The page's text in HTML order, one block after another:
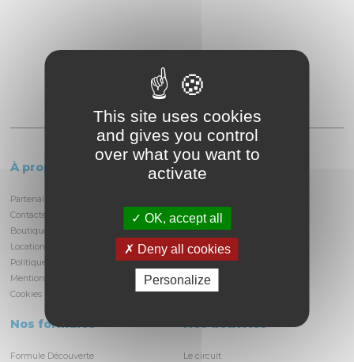
À propos
Partenaires et locataires
Contactez-nous
Boutique
Location/privatisation du circuit
Politique de confidentialité
Mentions légales
Cookies
Le circuit
Découvrir la piste
Infrastructures
Histoire du circuit
Médiathèque
Actualités
Nos formules
Formule Découverte
Nos activités
Le circuit
This site uses cookies
and gives you control
over what you want to
activate
OK, accept all
Deny all cookies
Personalize